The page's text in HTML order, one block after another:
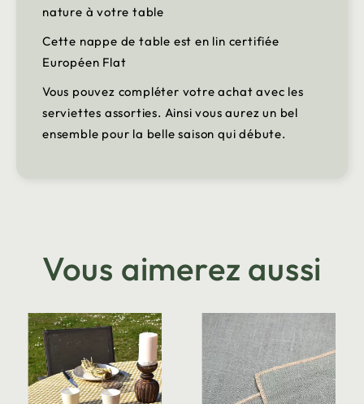
nature à votre table
Cette nappe de table est en lin certifiée
Européen Flat
Vous pouvez compléter votre achat avec les
serviettes assorties. Ainsi vous aurez un bel
ensemble pour la belle saison qui débute.
Vous aimerez aussi